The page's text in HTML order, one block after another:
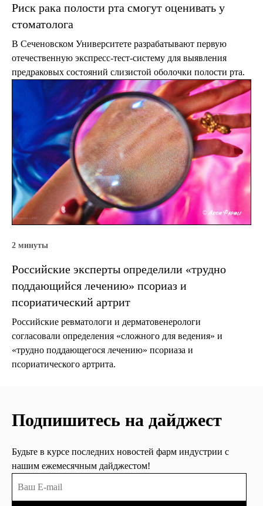
Риск рака полости рта смогут оценивать у
стоматолога
В Сеченовском Университете разрабатывают первую
отечественную экспресс-тест-систему для выявления
предраковых состояний слизистой оболочки полости рта.
2 минуты
Российские эксперты определили «трудно
поддающийся лечению» псориаз и
псориатический артрит
Российские ревматологи и дерматовенерологи
согласовали определения «сложного для ведения» и
«трудно поддающегося лечению» псориаза и
псориатического артрита.
Подпишитесь на дайджест
Будьте в курсе последних новостей фарм индустрии с
нашим ежемесячным дайджестом!